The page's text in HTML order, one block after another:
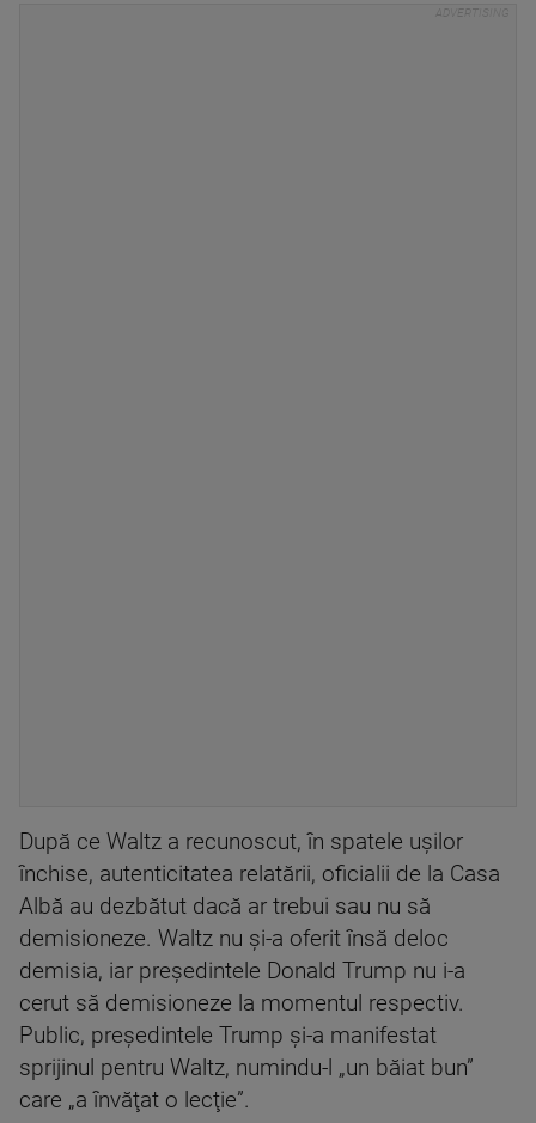
După ce Waltz a recunoscut, în spatele uşilor
închise, autenticitatea relatării, oficialii de la Casa
Albă au dezbătut dacă ar trebui sau nu să
demisioneze. Waltz nu şi-a oferit însă deloc
demisia, iar preşedintele Donald Trump nu i-a
cerut să demisioneze la momentul respectiv.
Public, preşedintele Trump şi-a manifestat
sprijinul pentru Waltz, numindu-l „un băiat bun”
care „a învăţat o lecţie”.